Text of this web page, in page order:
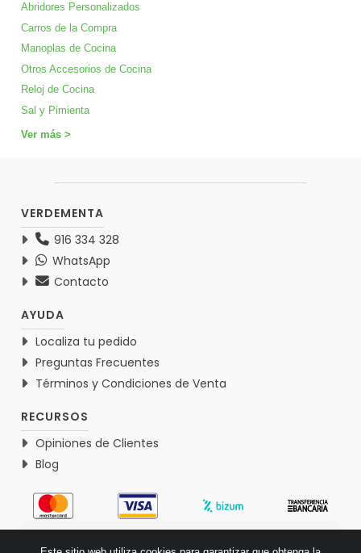
Abridores Personalizados
Carros de la Compra
Manoplas de Cocina
Otros Accesorios de Cocina
Reloj de Cocina
Sal y Pimienta
Ver más >
VERDEMENTA
916 334 328
WhatsApp
Contacto
AYUDA
Localiza tu pedido
Preguntas Frecuentes
Términos y Condiciones de Venta
RECURSOS
Opiniones de Clientes
Blog